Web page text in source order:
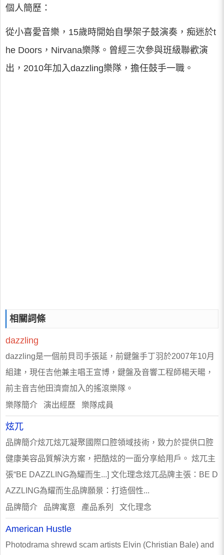
個人簡歷：
從小喜愛音樂，15歲時開始自學架子鼓演奏，痴迷於t
he Doors，Nirvana樂隊。曾經三次參與班級聯歡演
出，2010年加入dazzling樂隊，擔任鼓手一職。
相關詞條
dazzling
dazzling是一個前貝司手張延，前鍵盤手丁羽於2007年10月
組建，現任吉他兼主唱王宣博，鍵盤及音響工程師楊天暘，
前主音吉他田濟齋加入的搖滾樂隊。
樂隊簡介 演出經歷 樂隊成員
炫兀
品牌簡介炫兀炫兀凝聚國際口腔領域技術，致力於提供口腔
健康美容品質解決方案，把酷炫的一面分享給用戶。 炫兀主
張“BE DAZZLING為耀而生...] 文化理念炫兀品牌主張：BE D
AZZLING為耀而生品牌願景：打造個性...
品牌簡介 品牌寓意 產品系列 文化理念
American Hustle
Photodrama shrewd scam artists Elvin (Christian Bale) and